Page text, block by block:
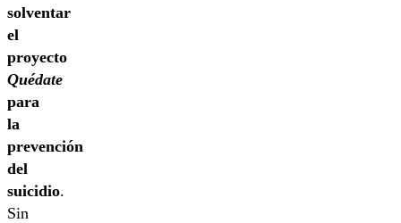
solventar
el
proyecto
Quédate
para
la
prevención
del
suicidio.
Sin